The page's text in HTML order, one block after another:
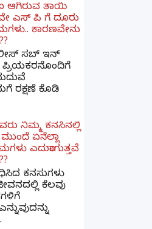
ಆಗಿರುವ ತಾಯಿ
ಎಸ್ ಪಿ ಗೆ ದೂರು
ಕಾರಣವೇನು
ಸಬ್ ​ಇನ್​
ಪ್ರಿಯಕರನೊಂದಿಗೆ
ರಕ್ಷಣೆ ಕೊಡಿ
ನಿಮ್ಮ ಕನಸಿನಲ್ಲಿ
ಏನೆಲ್ಲಾ
ಎದುರಾಗುತ್ತವೆ
ಕನಸುಗಳು
ಕೆಲವು